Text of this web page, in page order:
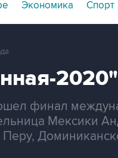
Экономика Спорт
2020"
финал
Мексики